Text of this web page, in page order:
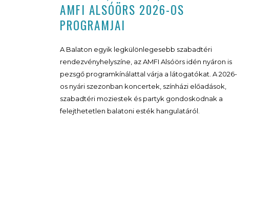
AMFI ALSÓÖRS 2026-OS
PROGRAMJAI
A Balaton egyik legkülönlegesebb szabadtéri
rendezvényhelyszíne, az AMFI Alsóörs idén nyáron is
pezsgő programkínálattal várja a látogatókat. A 2026-
os nyári szezonban koncertek, színházi előadások,
szabadtéri moziestek és partyk gondoskodnak a
felejthetetlen balatoni esték hangulatáról.